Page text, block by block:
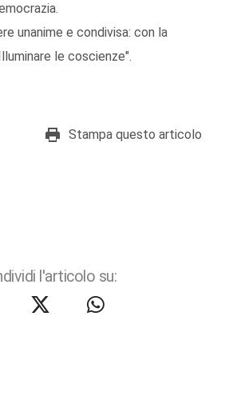
unanime e condivisa: con la
le coscienze".
Stampa questo articolo
l'articolo su: